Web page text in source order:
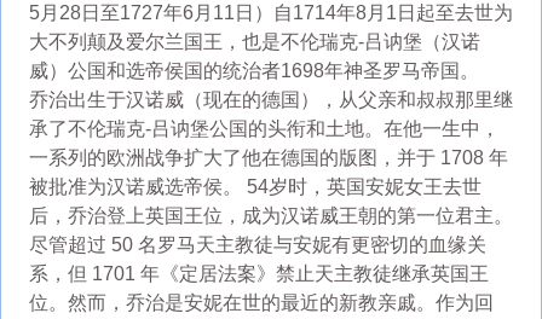
5月28日至1727年6月11日）自1714年8月1日起至去世为
大不列颠及爱尔兰国王，也是不伦瑞克-吕讷堡（汉诺
威）公国和选帝侯国的统治者1698年神圣罗马帝国。
乔治出生于汉诺威（现在的德国），从父亲和叔叔那里继
承了不伦瑞克-吕讷堡公国的头衔和土地。在他一生中，
一系列的欧洲战争扩大了他在德国的版图，并于 1708 年
被批准为汉诺威选帝侯。 54岁时，英国安妮女王去世
后，乔治登上英国王位，成为汉诺威王朝的第一位君主。
尽管超过 50 名罗马天主教徒与安妮有更密切的血缘关
系，但 1701 年《定居法案》禁止天主教徒继承英国王
位。然而，乔治是安妮在世的最近的新教亲戚。作为回